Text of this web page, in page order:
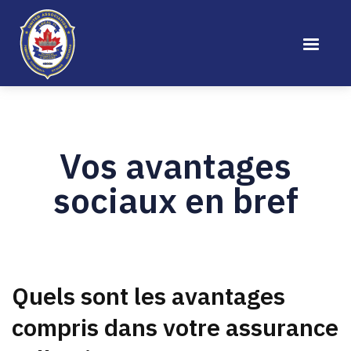
Vos avantages
sociaux en bref
Quels sont les avantages
compris dans votre assurance